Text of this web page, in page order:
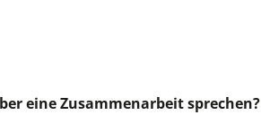
eine Zusammenarbeit sprechen?